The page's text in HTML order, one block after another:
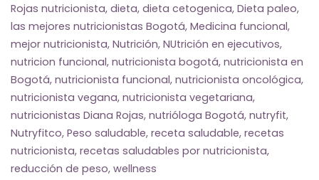
Rojas nutricionista, dieta, dieta cetogenica, Dieta paleo,
las mejores nutricionistas Bogotá, Medicina funcional,
mejor nutricionista, Nutrición, NUtrición en ejecutivos,
nutricion funcional, nutricionista bogotá, nutricionista en
Bogotá, nutricionista funcional, nutricionista oncológica,
nutricionista vegana, nutricionista vegetariana,
nutricionistas Diana Rojas, nutrióloga Bogotá, nutryfit,
Nutryfitco, Peso saludable, receta saludable, recetas
nutricionista, recetas saludables por nutricionista,
reducción de peso, wellness